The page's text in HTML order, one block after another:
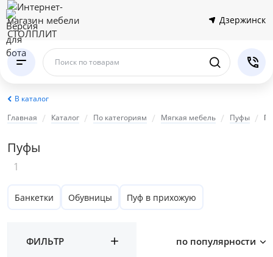
Дзержинск
Поиск по товарам
В каталог
Главная
Каталог По категориям Мягкая мебель Пуфы
Пуфы
1
Банкетки Обувницы Пуф в прихожую
ФИЛЬТР по популярности